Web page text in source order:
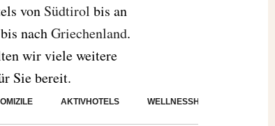
von Südtirol bis an
nachGriechenland.
wir viele weitere
Sie bereit.
AKTIVHOTELS WELLNESSHOTELS